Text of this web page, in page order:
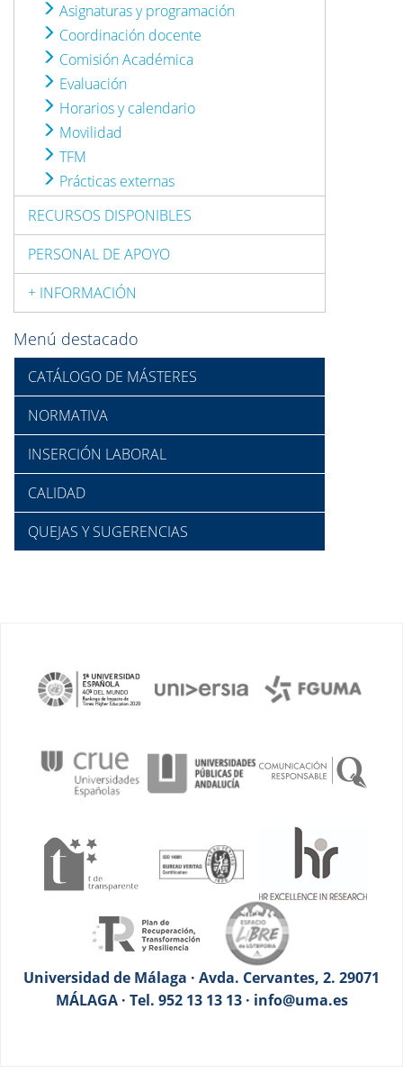
Asignaturas y programación
Coordinación docente
Comisión Académica
Evaluación
Horarios y calendario
Movilidad
TFM
Prácticas externas
RECURSOS DISPONIBLES
PERSONAL DE APOYO
+ INFORMACIÓN
Menú destacado
CATÁLOGO DE MÁSTERES
NORMATIVA
INSERCIÓN LABORAL
CALIDAD
QUEJAS Y SUGERENCIAS
Universidad de Málaga · Avda. Cervantes, 2. 29071
MÁLAGA · Tel. 952 13 13 13 · info@uma.es